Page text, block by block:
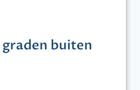
buiten